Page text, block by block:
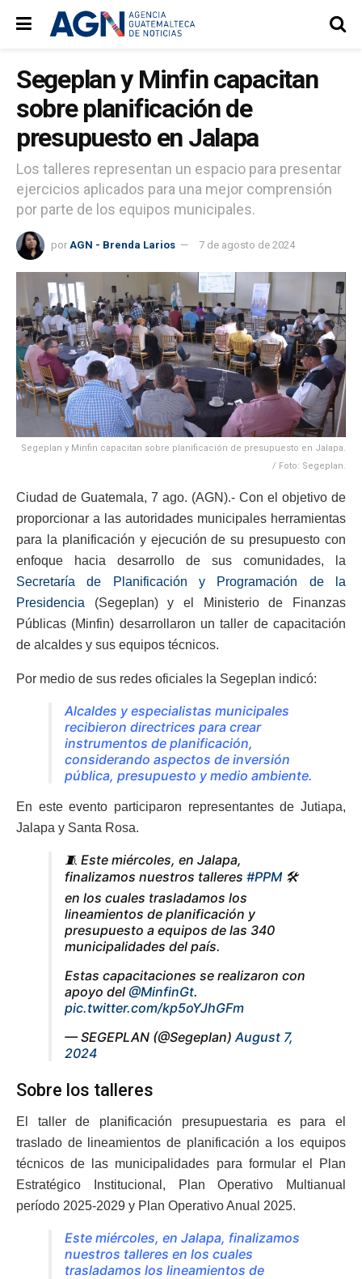
Segeplan y Minfin capacitan
sobre planificación de
presupuesto en Jalapa
Los talleres representan un espacio para presentar
ejercicios aplicados para una mejor comprensión
por parte de los equipos municipales.
por AGN - Brenda Larios 7 de agosto de 2024
Segeplan y Minfin capacitan sobre planificación de presupuesto en Jalapa.
/ Foto: Segeplan.
Ciudad de Guatemala, 7 ago. (AGN).- Con el objetivo de
proporcionar a las autoridades municipales herramientas
para la planificación y ejecución de su presupuesto con
enfoque hacia desarrollo de sus comunidades, la
Secretaría de Planificación y Programación de la
Presidencia (Segeplan) y el Ministerio de Finanzas
Públicas (Minfin) desarrollaron un taller de capacitación
de alcaldes y sus equipos técnicos.
Por medio de sus redes oficiales la Segeplan indicó:
Alcaldes y especialistas municipales
recibieron directrices para crear
instrumentos de planificación,
considerando aspectos de inversión
pública, presupuesto y medio ambiente.
En este evento participaron representantes de Jutiapa,
Jalapa y Santa Rosa.
🧵 Este miércoles, en Jalapa,
finalizamos nuestros talleres #PPM🛠️
en los cuales trasladamos los
lineamientos de planificación y
presupuesto a equipos de las 340
municipalidades del país.
Estas capacitaciones se realizaron con
apoyo del @MinfinGt.
pic.twitter.com/kp5oYJhGFm
— SEGEPLAN (@Segeplan) August 7,
2024
Sobre los talleres
El taller de planificación presupuestaria es para el
traslado de lineamientos de planificación a los equipos
técnicos de las municipalidades para formular el Plan
Estratégico Institucional, Plan Operativo Multianual
período 2025-2029 y Plan Operativo Anual 2025.
Este miércoles, en Jalapa, finalizamos
nuestros talleres en los cuales
trasladamos los lineamientos de